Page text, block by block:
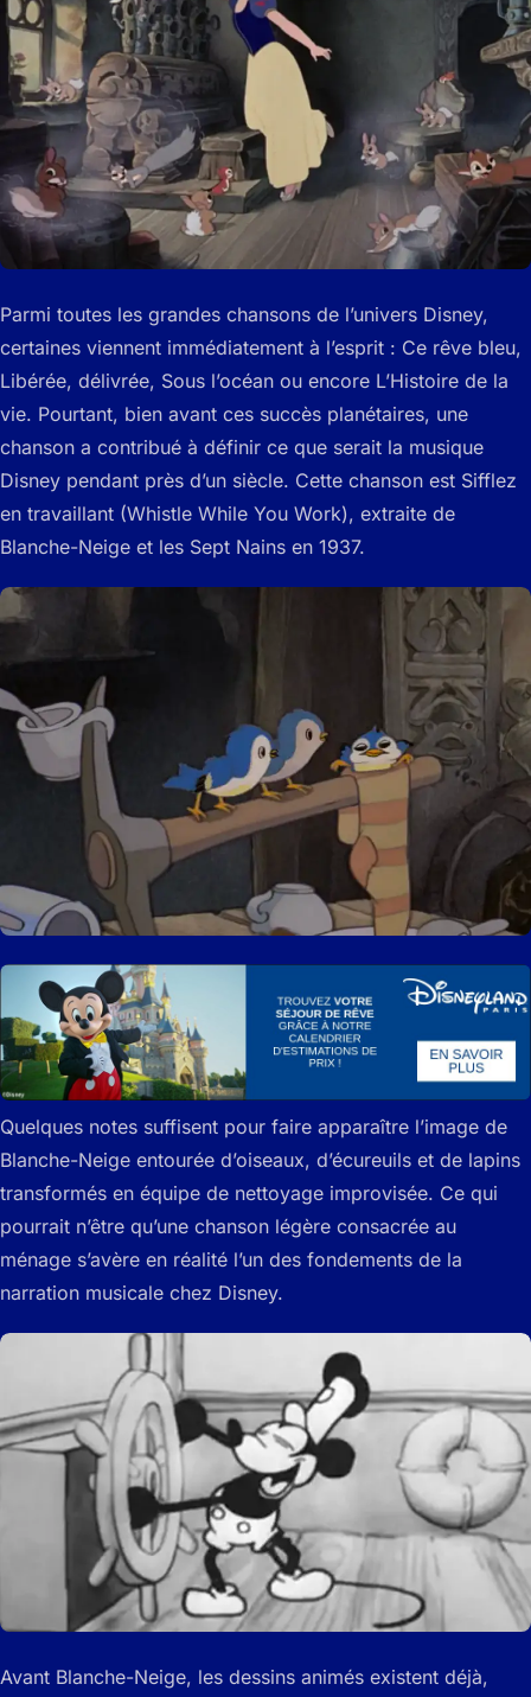
Parmi toutes les grandes chansons de l’univers Disney,
certaines viennent immédiatement à l’esprit : Ce rêve bleu,
Libérée, délivrée, Sous l’océan ou encore L’Histoire de la
vie. Pourtant, bien avant ces succès planétaires, une
chanson a contribué à définir ce que serait la musique
Disney pendant près d’un siècle. Cette chanson est Sifflez
en travaillant (Whistle While You Work), extraite de
Blanche-Neige et les Sept Nains en 1937.
Quelques notes suffisent pour faire apparaître l’image de
Blanche-Neige entourée d’oiseaux, d’écureuils et de lapins
transformés en équipe de nettoyage improvisée. Ce qui
pourrait n’être qu’une chanson légère consacrée au
ménage s’avère en réalité l’un des fondements de la
narration musicale chez Disney.
Avant Blanche-Neige, les dessins animés existent déjà,